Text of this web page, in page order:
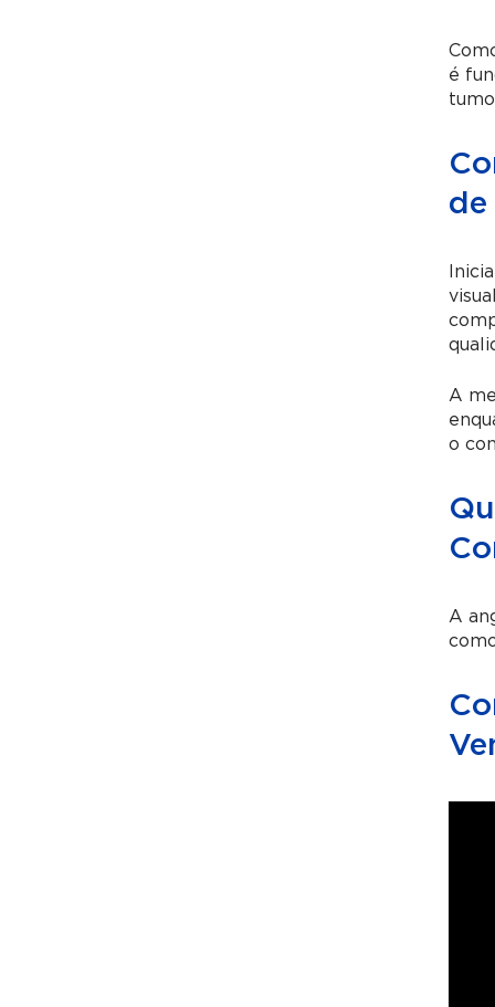
é
de
A
o
A